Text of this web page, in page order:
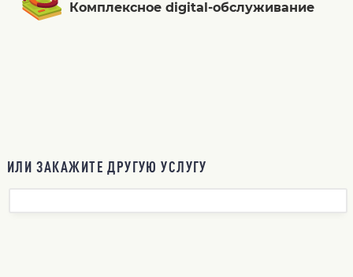
Комплексное digital-обслуживание
ИЛИ ЗАКАЖИТЕ ДРУГУЮ УСЛУГУ